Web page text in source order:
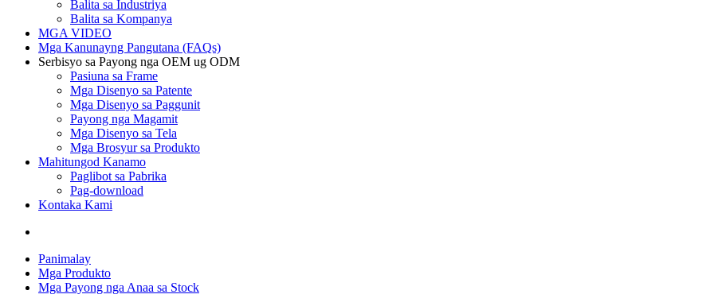
Balita sa Industriya
Balita sa Kompanya
MGA VIDEO
Mga Kanunayng Pangutana (FAQs)
Serbisyo sa Payong nga OEM ug ODM
Pasiuna sa Frame
Mga Disenyo sa Patente
Mga Disenyo sa Paggunit
Payong nga Magamit
Mga Disenyo sa Tela
Mga Brosyur sa Produkto
Mahitungod Kanamo
Paglibot sa Pabrika
Pag-download
Kontaka Kami
Panimalay
Mga Produkto
Mga Payong nga Anaa sa Stock